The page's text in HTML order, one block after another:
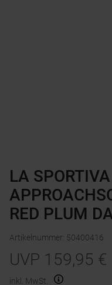
LA
RED PLUM
Artikelnummer: 50400416
UVP 159,95 €
inkl. MwSt.